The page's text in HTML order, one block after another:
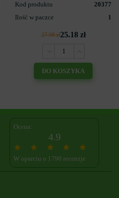
Kod produktu
20377
Ilość w paczce
1
27.98 zł25.18 zł
DO KOSZYKA
Ocena:
4.9
W oparciu o 1790 recenzje